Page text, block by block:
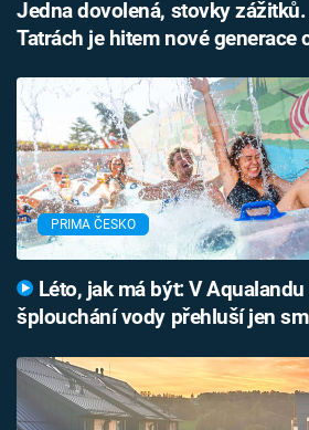
Jedna dovolená, stovky
Tatrách je hitem nové generace
PRIMA ČESKO
Léto, jak má být: V
šplouchání vody přehluší jen